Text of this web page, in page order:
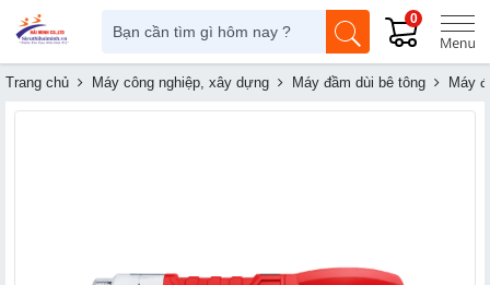
0
Trang chủ Máy công nghiệp, xây dựng Máy đầm dùi bê tông Máy